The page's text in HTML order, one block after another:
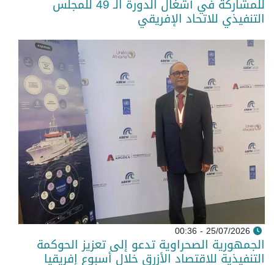
للمشاركة في أشغال الدورة الـ 49 للمجلس
التنفيذي للاتحاد الإفريقي
25/07/2026 - 00:36
الجمهورية الصحراوية تدعو إلى تعزيز الحوكمة
التنفيذية للاقتصاد الأزرق خلال أسبوع إفريقيا